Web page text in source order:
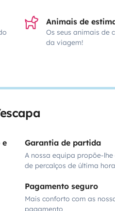
Animais de
Os seus animais de
da viagem!
e
Garantia de partida
A nossa equipa propõe-
de percalços de última hora
Pagamento seguro
Mais conforto com as
pagamento